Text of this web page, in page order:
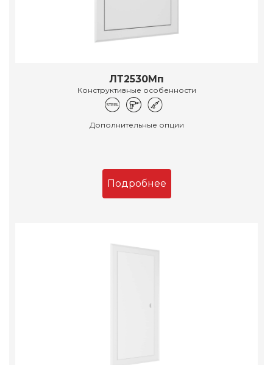
ЛТ2530Мп
Конструктивные особенности
Дополнительные опции
Подробнее